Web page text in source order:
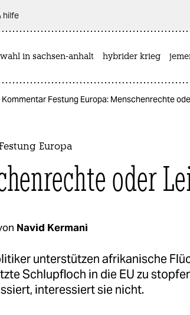
hilfe
in sachsen-anhalt hybrider krieg
Kommentar Festung Europa: Menschenrechte
Europa
oder
Navid Kermani
unterstützen afrikanische
Schlupfloch in die EU zu
interessiert sie nicht.